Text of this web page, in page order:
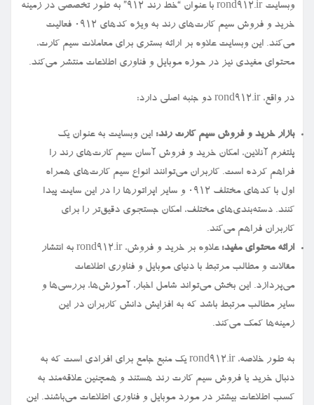
وبسایت rond912.ir با عنوان “خط رند ۹۱۲” به طور تخصصی در زمینه
خرید و فروش سیم کارت‌های رند به ویژه کدهای ۰۹۱۲ فعالیت
می‌کند. این وبسایت علاوه بر ارائه بستری برای معاملات سیم کارت،
محتوای مفیدی نیز در حوزه موبایل و فناوری اطلاعات منتشر می‌کند.
در واقع، rond912.ir دو جنبه اصلی دارد:
بازار خرید و فروش سیم کارت رند: این وبسایت به عنوان یک
پلتفرم آنلاین، امکان خرید و فروش آسان سیم کارت‌های رند را
فراهم کرده است. کاربران می‌توانند انواع سیم کارت‌های همراه
اول با کدهای مختلف ۰۹۱۲ و سایر اپراتورها را در این سایت پیدا
کنند. دسته‌بندی‌های مختلف، امکان جستجوی دقیق‌تر را برای
کاربران فراهم می‌کند.
ارائه محتوای مفید:
علاوه بر خرید و فروش، rond912.ir به انتشار
مقالات و مطالب مرتبط با دنیای موبایل و فناوری اطلاعات
می‌پردازد. این بخش می‌تواند شامل اخبار، آموزش‌ها، بررسی‌ها و
سایر مطالب مرتبط باشد که به افزایش دانش کاربران در این
زمینه‌ها کمک می‌کند.
به طور خلاصه، rond912.ir یک منبع جامع برای افرادی است که به
دنبال خرید یا فروش سیم کارت رند هستند و همچنین علاقه‌مند به
کسب اطلاعات بیشتر در مورد موبایل و فناوری اطلاعات می‌باشند. این